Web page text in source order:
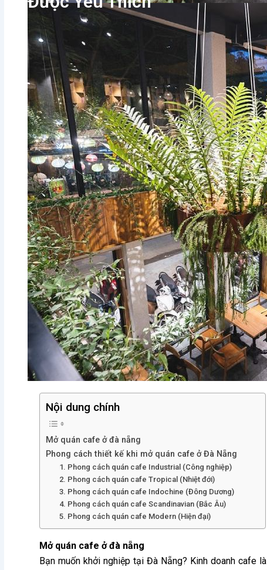
Nội dung chính
Mở quán cafe ở đà nẵng
Phong cách thiết kế khi mở quán cafe ở Đà Nẵng
1. Phong cách quán cafe Industrial (Công nghiệp)
2. Phong cách quán cafe Tropical (Nhiệt đới)
3. Phong cách quán cafe Indochine (Đông Dương)
4. Phong cách quán cafe Scandinavian (Bắc Âu)
5. Phong cách quán cafe Modern (Hiện đại)
Mở quán cafe ở đà nẵng
Bạn muốn khởi nghiệp tại Đà Nẵng? Kinh doanh cafe là